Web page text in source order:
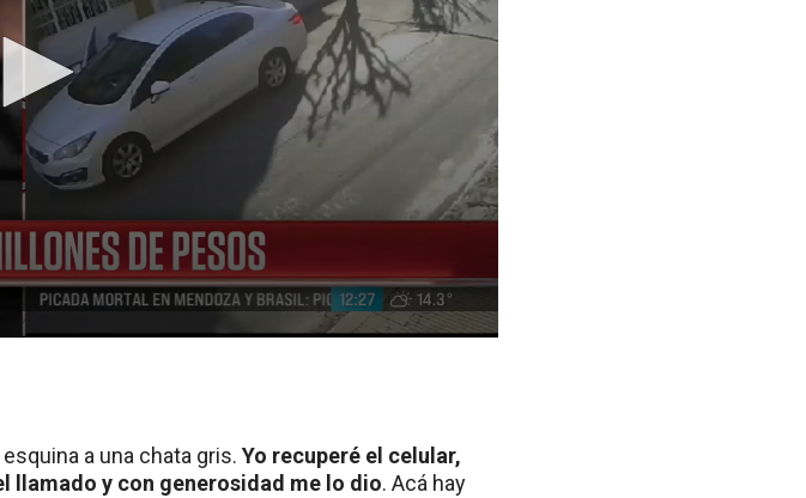
a una chata gris. Yo recuperé el celular,
llamado y con generosidad me lo dio. Acá hay